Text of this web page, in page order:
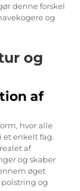
denne forskel
og
og
af
hvor alle
enkelt fag.
af
og skaber
øget
og